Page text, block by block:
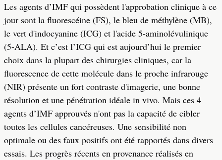
Les agents d’IMF qui possèdent l'approbation clinique à ce
jour sont la fluorescéine (FS), le bleu de méthylène (MB),
le vert d'indocyanine (ICG) et l'acide 5-aminolévulinique
(5-ALA). Et c’est l’ICG qui est aujourd’hui le premier
choix dans la plupart des chirurgies cliniques, car la
fluorescence de cette molécule dans le proche infrarouge
(NIR) présente un fort contraste d'imagerie, une bonne
résolution et une pénétration idéale in vivo. Mais ces 4
agents d’IMF approuvés n'ont pas la capacité de cibler
toutes les cellules cancéreuses. Une sensibilité non
optimale ou des faux positifs ont été rapportés dans divers
essais. Les progrès récents en provenance réalisés en